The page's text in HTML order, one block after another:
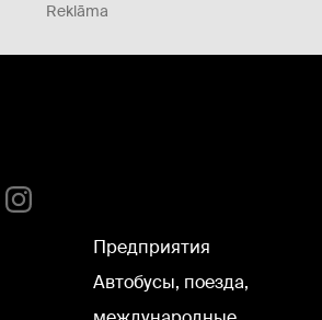
Reklāma
Предприятия
Автобусы, поезда,